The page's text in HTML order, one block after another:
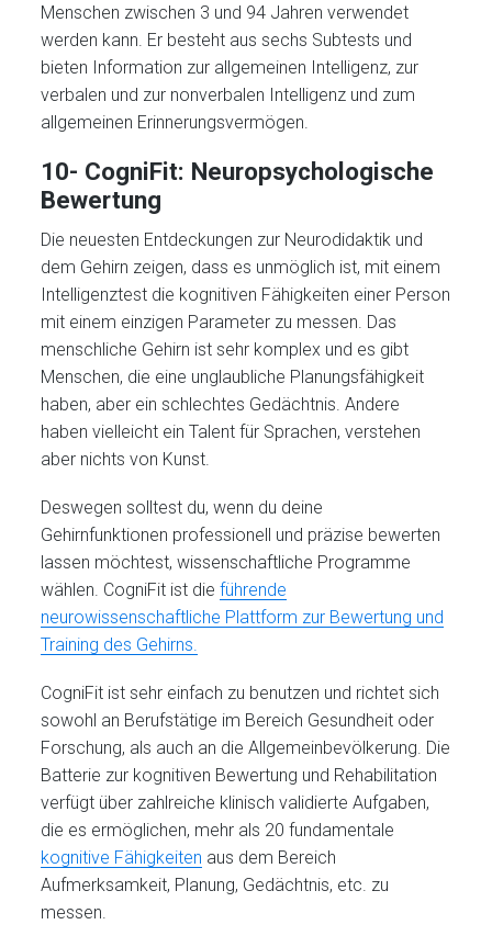
Menschen zwischen 3 und 94 Jahren verwendet
werden kann. Er besteht aus sechs Subtests und
bieten Information zur allgemeinen Intelligenz, zur
verbalen und zur nonverbalen Intelligenz und zum
allgemeinen Erinnerungsvermögen.
10- CogniFit: Neuropsychologische
Bewertung
Die neuesten Entdeckungen zur Neurodidaktik und
dem Gehirn zeigen, dass es unmöglich ist, mit einem
Intelligenztest die kognitiven Fähigkeiten einer Person
mit einem einzigen Parameter zu messen. Das
menschliche Gehirn ist sehr komplex und es gibt
Menschen, die eine unglaubliche Planungsfähigkeit
haben, aber ein schlechtes Gedächtnis. Andere
haben vielleicht ein Talent für Sprachen, verstehen
aber nichts von Kunst.
Deswegen solltest du, wenn du deine
Gehirnfunktionen professionell und präzise bewerten
lassen möchtest, wissenschaftliche Programme
wählen. CogniFit ist dieführende
neurowissenschaftliche Plattform zur Bewertung und
Training des Gehirns.
CogniFit ist sehr einfach zu benutzen und richtet sich
sowohl an Berufstätige im Bereich Gesundheit oder
Forschung, als auch an die Allgemeinbevölkerung. Die
Batterie zur kognitiven Bewertung und Rehabilitation
verfügt über zahlreiche klinisch validierte Aufgaben,
die es ermöglichen, mehr als 20 fundamentale
kognitive Fähigkeiten aus dem Bereich
Aufmerksamkeit, Planung, Gedächtnis, etc. zu
messen.